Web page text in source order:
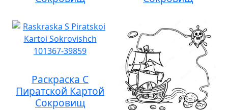
Раскраска С
Пиратской Картой
Сокровищ